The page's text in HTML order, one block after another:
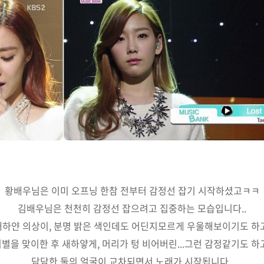
황배우님은 이미 오프닝 한참 전부터 감정선 잡기 시작하셨고ㅋㅋ
김배우님은 천천히 감정선 잡으려고 집중하는 모습입니다..
얀 의상이, 분명 밝은 색인데도 어딘지모르게 우울해보이기도 하
을 맞이한 후 새하얗게, 머리가 텅 비어버린...그런 감정같기도 하